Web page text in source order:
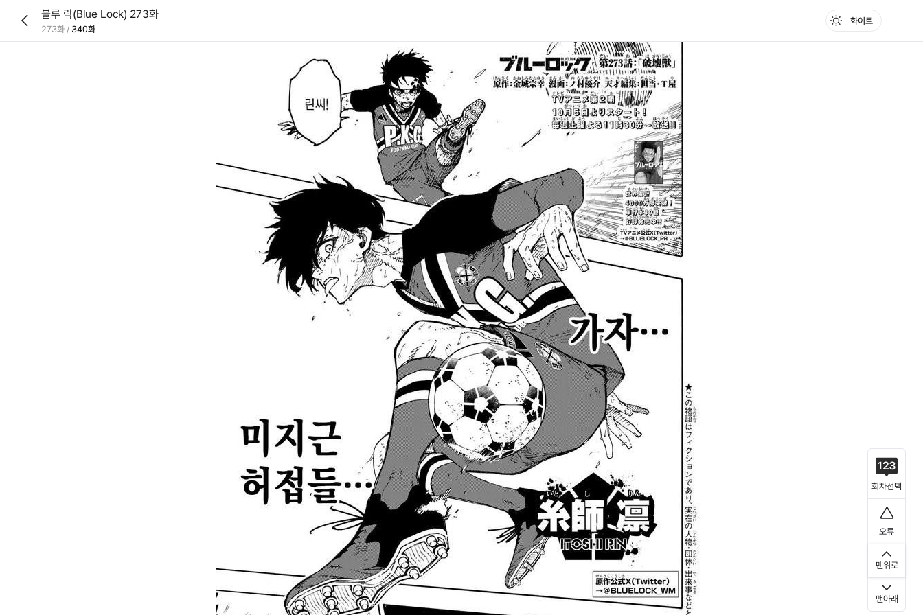
블루 락(Blue Lock) 273화
273화 / 340화
회차선택
오류
맨위로
맨아래